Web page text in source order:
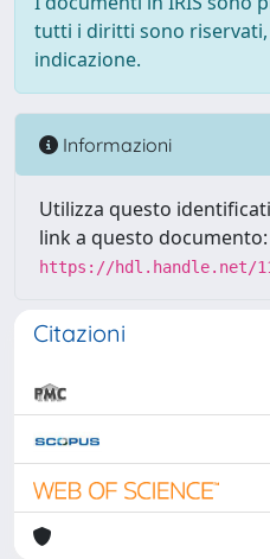
tutti i diritti sono riservati,
indicazione.
Informazioni
Utilizza questo
link a questo documento:
https://hdl.handle.net/
Citazioni